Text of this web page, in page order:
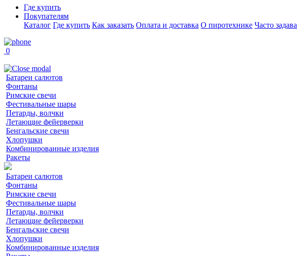
Где купить
Покупателям
Каталог Где купить Как заказать Оплата и доставка О пиротехнике Часто
0
Батареи салютов
Фонтаны
Римские свечи
Фестивальные шары
Петарды, волчки
Летающие фейерверки
Бенгальские свечи
Хлопушки
Комбинированные изделия
Ракеты
Батареи салютов
Фонтаны
Римские свечи
Фестивальные шары
Петарды, волчки
Летающие фейерверки
Бенгальские свечи
Хлопушки
Комбинированные изделия